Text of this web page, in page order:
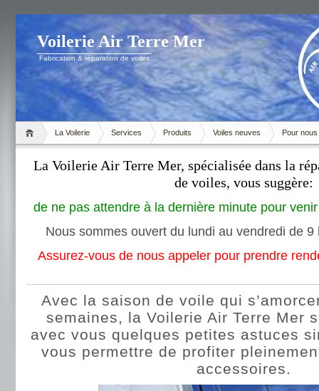
Voilerie Air Terre Mer
Fabrication & réparation de voiles
La Voilerie Services Produits Voiles neuves Pour
La Voilerie Air Terre Mer, spécialisée dans la
de voiles, vous suggère:
de ne pas attendre à la dernière minute pour
Nous sommes ouvert du lundi au vendredi de
Assurez-vous de nous appeler pour prendre
Avec la saison de voile qui
semaines, la Voilerie Air Terre Mer
avec vous quelques petites astuces
vous permettre de profiter
accessoires.